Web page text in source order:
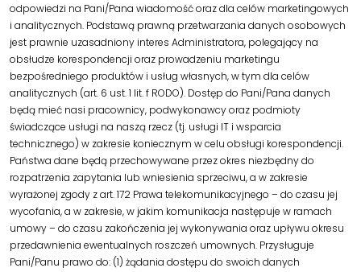
odpowiedzi na Pani/Pana wiadomość oraz dla celów marketingowych
i analitycznych. Podstawą prawną przetwarzania danych osobowych
jest prawnie uzasadniony interes Administratora, polegający na
obsłudze korespondencji oraz prowadzeniu marketingu
bezpośredniego produktów i usług własnych, w tym dla celów
analitycznych (art. 6 ust. 1 lit. f RODO). Dostęp do Pani/Pana danych
będą mieć nasi pracownicy, podwykonawcy oraz podmioty
świadczące usługi na naszą rzecz (tj. usługi IT i wsparcia
technicznego) w zakresie koniecznym w celu obsługi korespondencji.
Państwa dane będą przechowywane przez okres niezbędny do
rozpatrzenia zapytania lub wniesienia sprzeciwu, a w zakresie
wyrażonej zgody z art. 172 Prawa telekomunikacyjnego – do czasu jej
wycofania, a w zakresie, w jakim komunikacja następuje w ramach
umowy – do czasu zakończenia jej wykonywania oraz upływu okresu
przedawnienia ewentualnych roszczeń umownych. Przysługuje
Pani/Panu prawo do: (1) żądania dostępu do swoich danych